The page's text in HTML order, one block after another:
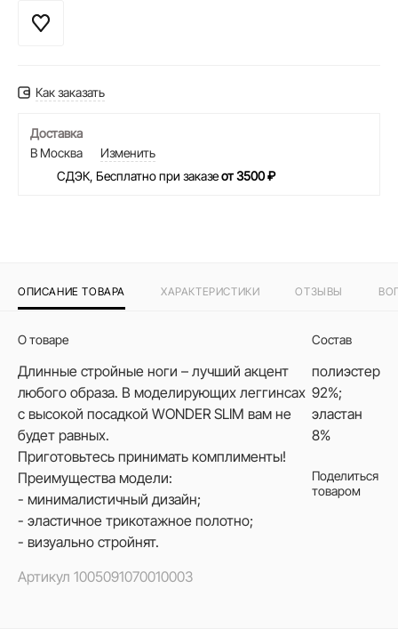
Как заказать
Доставка
В Москва
Изменить
СДЭК, Бесплатно при заказеот 3500 ₽
ОПИСАНИЕ ТОВАРА ХАРАКТЕРИСТИКИ ОТЗЫВЫ
О товаре
Длинные стройные ноги – лучший акцент
любого образа. В моделирующих леггинсах
с высокой посадкой WONDER SLIM вам не
будет равных.
Приготовьтесь принимать комплименты!
Преимущества модели:
- минималистичный дизайн;
- эластичное трикотажное полотно;
- визуально стройнят.
Артикул 1005091070010003
Состав
полиэстер
92%;
эластан
8%
Поделиться
товаром